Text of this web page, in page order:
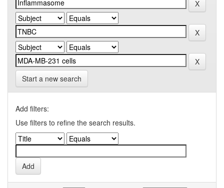
Start a new search
Add filters:
Use filters to refine the search results.